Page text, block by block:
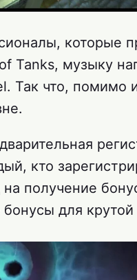
которые
Tanks, музыку
Так что, помимо
кто
получение
для крутой